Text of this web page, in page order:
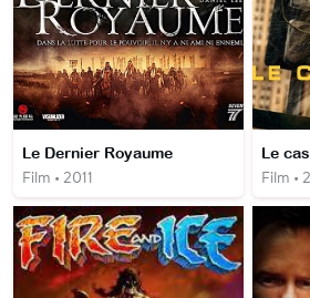
Le Dernier Royaume
Film • 2011
Le
Film •